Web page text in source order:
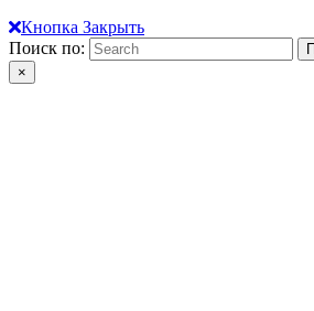
Кнопка Закрыть
Поиск по:
×